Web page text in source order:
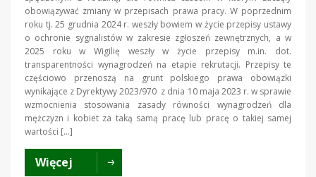
obowiązywać zmiany w przepisach prawa pracy. W poprzednim
roku tj. 25 grudnia 2024 r. weszły bowiem w życie przepisy ustawy
o ochronie sygnalistów w zakresie zgłoszeń zewnętrznych, a w
2025 roku w Wigilię weszły w życie przepisy m.in. dot.
transparentności wynagrodzeń na etapie rekrutacji. Przepisy te
częściowo przenoszą na grunt polskiego prawa obowiązki
wynikające z Dyrektywy 2023/970 z dnia 10 maja 2023 r. w sprawie
wzmocnienia stosowania zasady równości wynagrodzeń dla
mężczyzn i kobiet za taką samą pracę lub pracę o takiej samej
wartości […]
Więcej